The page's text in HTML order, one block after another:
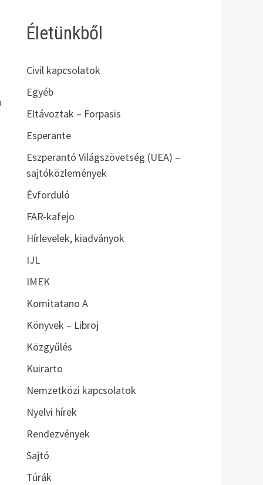
Életünkből
Civil kapcsolatok
Egyéb
Eltávoztak – Forpasis
Esperante
Eszperantó Világszövetség (UEA) –
sajtóközlemények
Évforduló
FAR-kafejo
Hírlevelek, kiadványok
IJL
IMEK
Komitatano A
Könyvek – Libroj
Közgyűlés
Kuirarto
Nemzetközi kapcsolatok
Nyelvi hírek
Rendezvények
Sajtó
Túrák